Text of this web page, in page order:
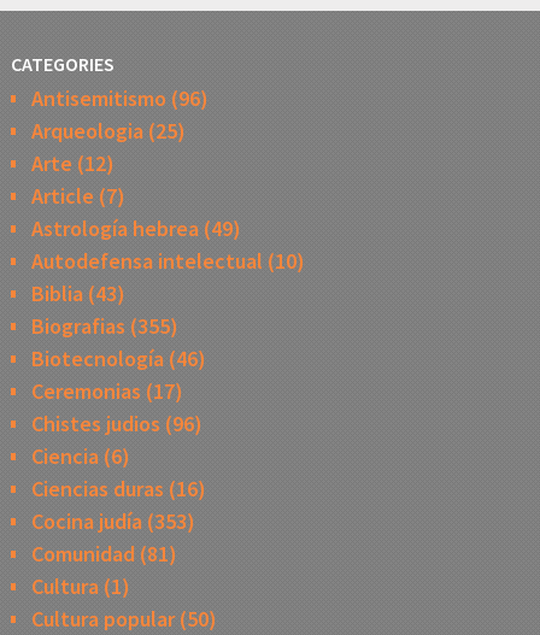
CATEGORIES
Antisemitismo (96)
Arqueologia(25)
Arte (12)
Article (7)
Astrología hebrea(49)
Autodefensa intelectual (10)
Biblia(43)
Biografias (355)
Biotecnología(46)
Ceremonias (17)
Chistes judios (96)
Ciencia(6)
Ciencias duras (16)
Cocina judía(353)
Comunidad(81)
Cultura(1)
Cultura popular(50)